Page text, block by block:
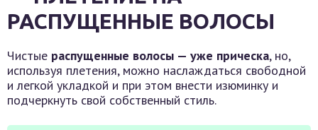
РАСПУЩЕННЫЕ ВОЛОСЫ
Чистые распущенные волосы — уже прическа, но,
используя плетения, можно наслаждаться свободной
и легкой укладкой и при этом внести изюминку и
подчеркнуть свой собственный стиль.